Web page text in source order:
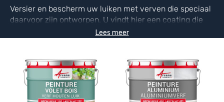
Versier en bescherm uw luiken met verven die speciaal
daarvoor zijn ontworpen. U vindt hier een coating die
geschikt is voor uw luiken, of ze nu van metaal of hout
Lees meer